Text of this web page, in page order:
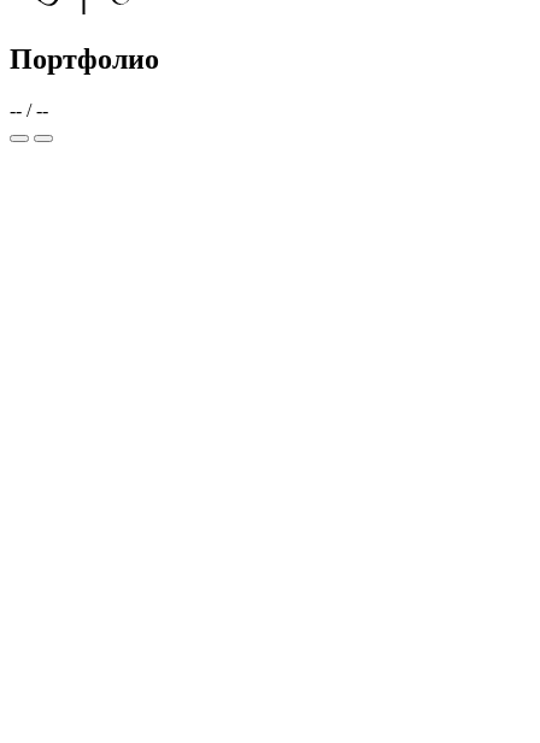
Портфолио
-- / --